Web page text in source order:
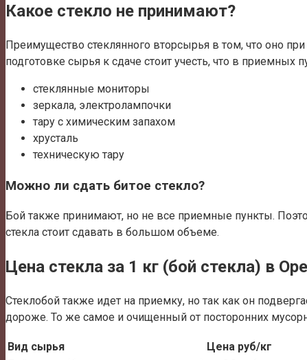
Какое стекло не принимают?
Преимущество стеклянного вторсырья в том, что оно
подготовке сырья к сдаче стоит учесть, что в приемных
стеклянные мониторы
зеркала, электролампочки
тару с химическим запахом
хрусталь
техническую тару
Можно ли сдать битое стекло?
Бой также принимают, но не все приемные пункты.
стекла стоит сдавать в большом объеме.
Цена стекла за 1 кг (бой стекла) в
Стеклобой также идет на приемку, но так как он
дороже. То же самое и очищенный от посторонних
Вид сырья
Цена руб/кг